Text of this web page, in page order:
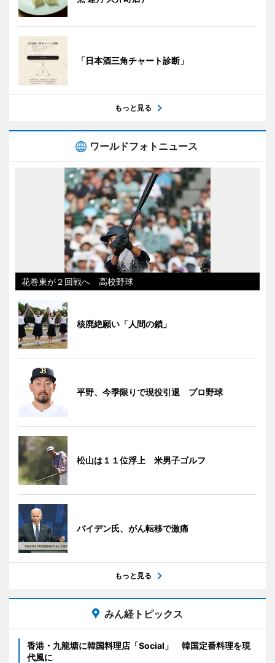
「日本酒三角チャート診断」
もっと見る
ワールドフォトニュース
花巻東が２回戦へ 高校野球
核廃絶願い「人間の鎖」
平野、今季限りで現役引退 プロ野球
松山は１１位浮上 米男子ゴルフ
バイデン氏、がん転移で激痛
もっと見る
みん経トピックス
香港・九龍塘に韓国料理店「Social」 韓国定番料理を現
代風に